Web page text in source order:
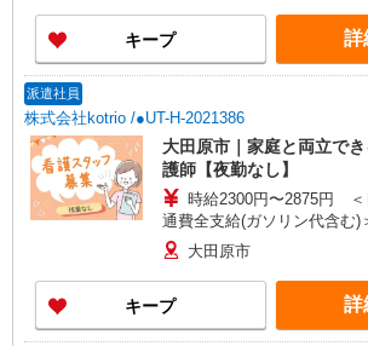
キープ 詳
派遣社員
株式会社kotrio /●UT-H-2021386
大田原市｜家庭と両立で
護師【夜勤なし】
時給2300円〜2875円 ＜
通費全支給(ガソリン代含む)
大田原市
キープ 詳